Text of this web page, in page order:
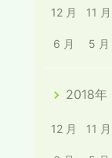
12 月 11 月
6 月 5 月
2018年
12 月 11 月